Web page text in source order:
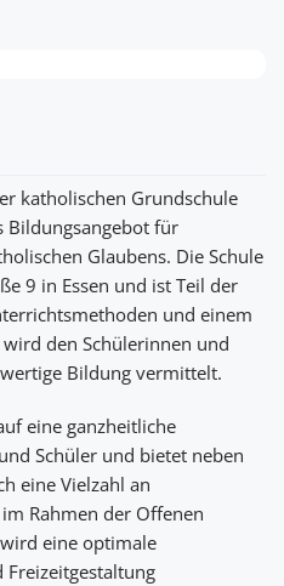
katholischen Grundschule
Bildungsangebot für
Glaubens. Die Schule
9 in Essen und ist Teil der
und einem
den Schülerinnen und
Bildung vermittelt.
eine ganzheitliche
Schüler und bietet neben
eine Vielzahl an
Rahmen der Offenen
eine optimale